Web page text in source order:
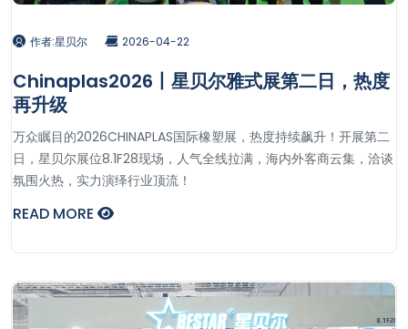
作者:星贝尔 2026-04-22
Chinaplas2026丨星贝尔雅式展第二日，热度
再升级
万众瞩目的2026CHINAPLAS国际橡塑展，热度持续飙升！开展第二
日，星贝尔展位8.1F28现场，人气全线拉满，海内外客商云集，洽谈
氛围火热，实力演绎行业顶流！
READ MORE